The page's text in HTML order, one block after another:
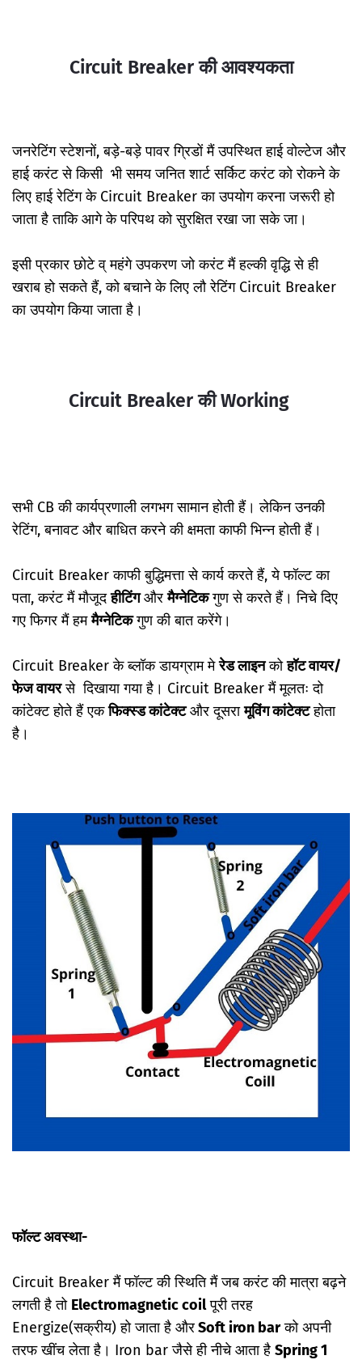
Circuit Breaker की आवश्यकता
जनरेटिंग स्टेशनों, बड़े-बड़े पावर ग्रिडों मैं उपस्थित हाई वोल्टेज और
हाई करंट से किसी भी समय जनित शार्ट सर्किट करंट को रोकने के
लिए हाई रेटिंग के Circuit Breaker का उपयोग करना जरूरी हो
जाता है ताकि आगे के परिपथ को सुरक्षित रखा जा सके जा।
इसी प्रकार छोटे व् महंगे उपकरण जो करंट मैं हल्की वृद्धि से ही
खराब हो सकते हैं, को बचाने के लिए लौ रेटिंग Circuit Breaker
का उपयोग किया जाता है।
Circuit Breaker की Working
सभी CB की कार्यप्रणाली लगभग सामान होती हैं। लेकिन उनकी
रेटिंग, बनावट और बाधित करने की क्षमता काफी भिन्न होती हैं।
Circuit Breaker काफी बुद्धिमत्ता से कार्य करते हैं, ये फॉल्ट का
पता, करंट मैं मौजूदहीटिंगऔरमैग्नेटिकगुण से करते हैं। निचे दिए
गए फिगर मैं हममैग्नेटिकगुण की बात करेंगे।
Circuit Breaker के ब्लॉक डायग्राम मेरेड लाइनकोहॉट वायर/
फेज वायरसे दिखाया गया है। Circuit Breaker मैं मूलतः दो
कांटेक्ट होते हैं एकफिक्स्ड कांटेक्टऔर दूसरामूविंग कांटेक्टहोता
है।
फॉल्ट अवस्था-
Circuit Breaker मैं फॉल्ट की स्थिति मैं जब करंट की मात्रा बढ़ने
लगती है तो Electromagnetic coilपूरी तरह
Energize(सक्रीय) हो जाता है औरSoft iron barको अपनी
तरफ खींच लेता है। Iron bar जैसे ही नीचे आता है Spring 1